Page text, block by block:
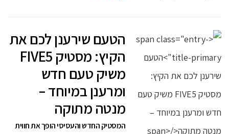
הטעם שירענן לכם את
הקיץ: מסטיק FIVE5
משיק טעם חדש
ומרענן במיוחד –
מנטה מתוקה
המסטיק החדש והעסיסי הופך את חווית